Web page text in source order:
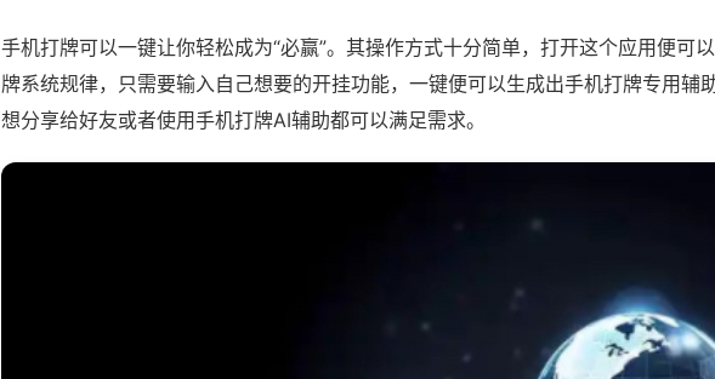
手机打牌可以一键让你轻松成为“必赢”。其操作方式十分简单，打开这个应用便可
牌系统规律，只需要输入自己想要的开挂功能，一键便可以生成出手机打牌专用辅
想分享给好友或者使用手机打牌AI辅助都可以满足需求。